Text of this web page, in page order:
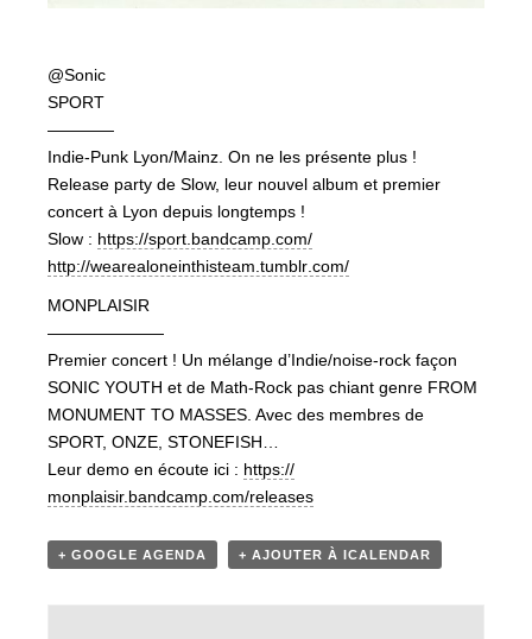
@Sonic
SPORT
————
Indie-Punk Lyon/Mainz. On ne les présente plus !
Release party de Slow, leur nouvel album et premier
concert à Lyon depuis longtemps !
Slow : https://sport.bandcamp.com/
http://wearealoneinthisteam.tumblr.com/
MONPLAISIR
———————
Premier concert ! Un mélange d’Indie/noise-rock façon
SONIC YOUTH et de Math-Rock pas chiant genre FROM
MONUMENT TO MASSES. Avec des membres de
SPORT, ONZE, STONEFISH…
Leur demo en écoute ici : https://
monplaisir.bandcamp.com/releases
+ GOOGLE AGENDA + AJOUTER À ICALENDAR